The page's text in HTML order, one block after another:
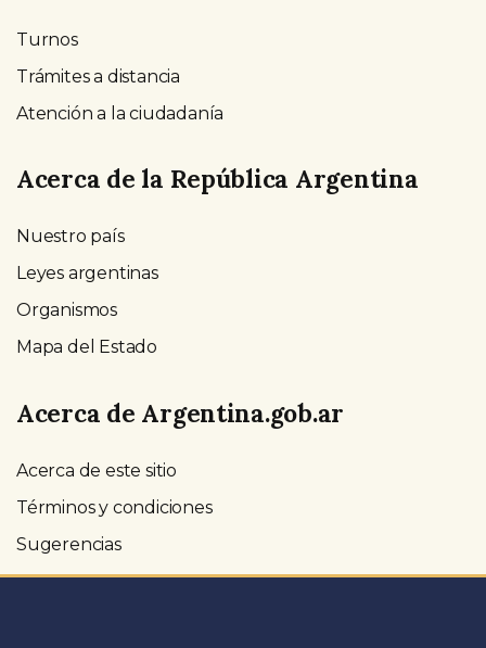
Turnos
Trámites a distancia
Atención a la ciudadanía
Acerca de la República Argentina
Nuestro país
Leyes argentinas
Organismos
Mapa del Estado
Acerca de Argentina.gob.ar
Acerca de este sitio
Términos y condiciones
Sugerencias